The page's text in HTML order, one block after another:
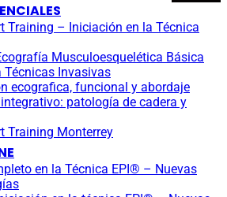
Training – Iniciación en la Técnica
Musculoesquelética Básica
Técnicas Invasivas
ecografica, funcional y abordaje
patología de cadera y
Training Monterrey
en la Técnica EPI® – Nuevas